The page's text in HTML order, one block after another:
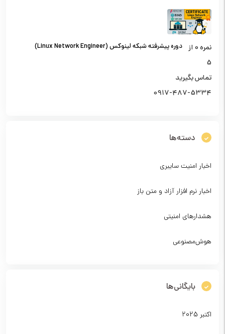
دوره پیشرفته شبکه لینوکس (Linux Network Engineer) نمره0 از
5
تماس بگیرید
0917-487-5334
دسته‌ها
اخبار امنیت سایبری
اخبار نرم افزار آزاد و متن باز
هشدارهای امنیتی
هوش‌مصنوعی
بایگانی‌ها
اکتبر 2025